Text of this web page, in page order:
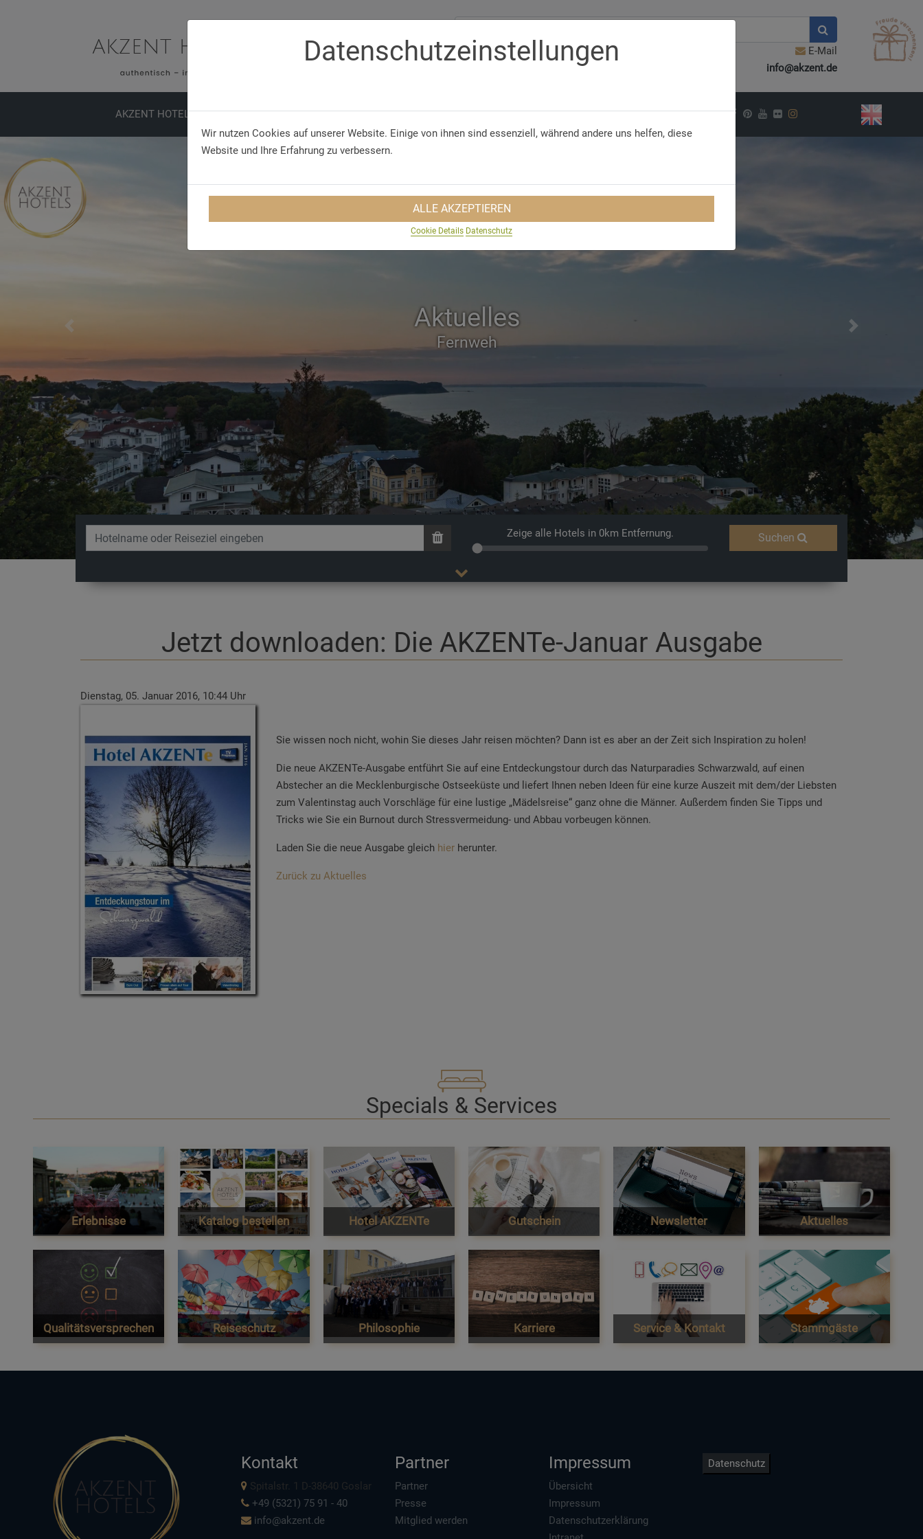
Telefon/WhatsApp
E-Mail
info@akzent.de
AKZENT HOTELS ERLEBNISSE TAGUNGEN GRUPPENREISEN NACHHALTIGKEIT REISEINSPIRATION
Aktuelles
Previous Next
Zeige alle Hotels in 0km Entfernung. Suchen
Jetzt downloaden: Die AKZENTe-Januar Ausgabe
Dienstag, 05. Januar 2016, 10:44 Uhr
Sie wissen noch nicht, wohin Sie dieses Jahr reisen möchten? Dann ist es aber an der Zeit sich Inspiration zu holen!
Die neue AKZENTe-Ausgabe entführt Sie auf eine Entdeckungstour durch das Naturparadies Schwarzwald, auf einen
Abstecher an die Mecklenburgische Ostseeküste und liefert Ihnen neben Ideen für eine kurze Auszeit mit dem/der Liebsten
zum Valentinstag auch Vorschläge für eine lustige „Mädelsreise“ ganz ohne die Männer. Außerdem finden Sie Tipps und
Tricks wie Sie ein Burnout durch Stressvermeidung- und Abbau vorbeugen können.
Laden Sie die neue Ausgabe gleich hier herunter.
Zurück zu Aktuelles
Specials & Services
Erlebnisse Katalog bestellen Hotel AKZENTe Gutschein Newsletter Aktuelles
Qualitätsversprechen Reiseschutz Philosophie Karriere Service & Kontakt Stammgäste
Kontakt
Spitalstr. 1 D-38640 Goslar
+49 (5321) 75 91 - 40
info@akzent.de
Partner
Partner
Presse
Mitglied werden
Impressum
Übersicht
Impressum
Datenschutzerklärung
Datenschutz
Datenschutzeinstellungen
Wir nutzen Cookies auf unserer Website. Einige von ihnen sind essenziell, während andere uns helfen, diese
Website und Ihre Erfahrung zu verbessern.
ALLE AKZEPTIEREN
Cookie Details Datenschutz